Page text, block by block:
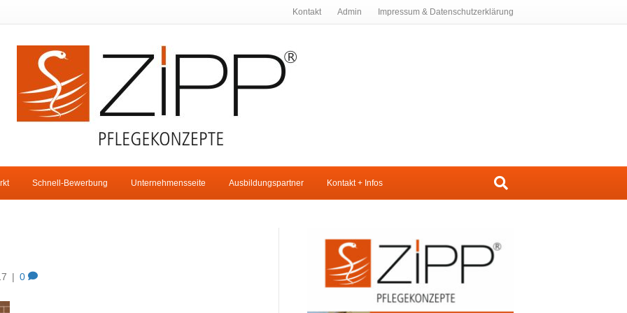
Kontakt Admin Impressum & Datenschutzerklärung
Schnell-Bewerbung Unternehmensseite Ausbildungspartner Kontakt + Infos
| 0